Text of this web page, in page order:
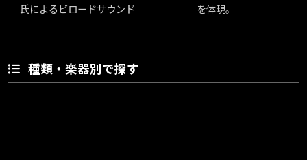
氏によるビロードサウンド
を体現。
種類・楽器別で探す